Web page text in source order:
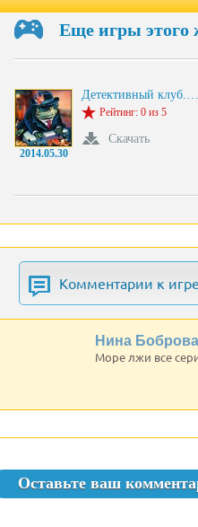
Еще игры этого
2014.05.30
Детективный клуб.…
Рейтинг: 0 из 5
Скачать
Комментарии к
Нина Боброва
Море лжи все
Оставьте ваш